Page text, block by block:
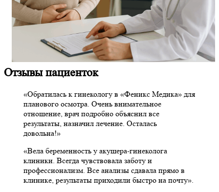
Отзывы пациенток
«Обратилась к гинекологу в «Феникс Медика» для
планового осмотра. Очень внимательное
отношение, врач подробно объяснил все
результаты, назначил лечение. Осталась
довольна!»
«Вела беременность у акушера-гинеколога
клиники. Всегда чувствовала заботу и
профессионализм. Все анализы сдавала прямо в
клинике, результаты приходили быстро на почту».